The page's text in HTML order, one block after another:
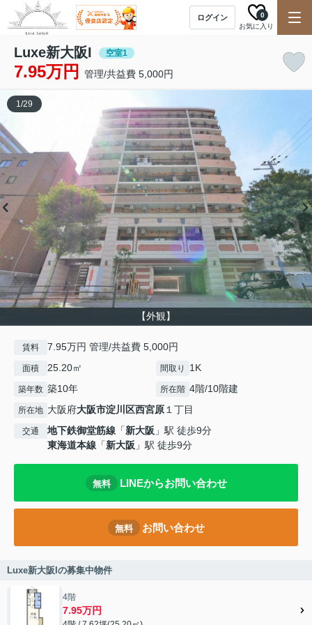
ログイン
お気に入り
0
Luxe新大阪I 空室1
7.95万円 管理/共益費 5,000円
【外観】
1/29
賃料 7.95万円 管理/共益費 5,000円
面積 25.20㎡ 間取り 1K
築年数 築10年 所在階 4階/10階建
所在地 大阪府大阪市淀川区西宮原１丁目
交通 地下鉄御堂筋線 「新大阪 」駅 徒歩9分
東海道本線 「新大阪 」駅 徒歩9分
無料 LINEからお問い合わせ
無料 お問い合わせ
Luxe新大阪Iの募集中物件
4階
7.95万円